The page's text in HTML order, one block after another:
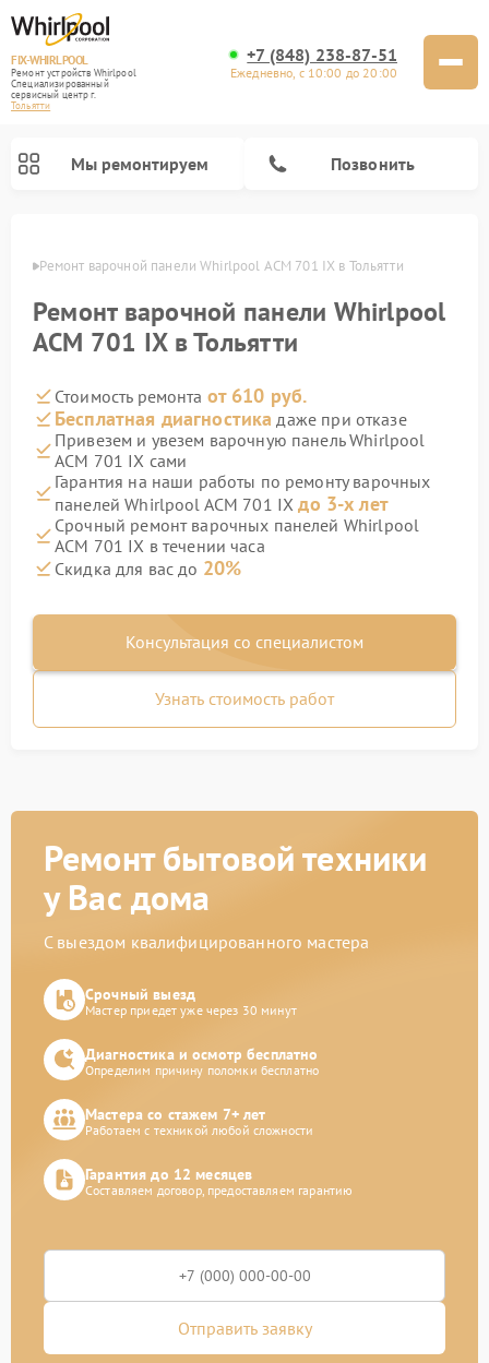
FIX-WHIRLPOOL
Ремонт устройств Whirlpool
Специализированный
cервисный центр г.
Тольятти
+7 (848) 238-87-51
Ежедневно, с 10:00 до 20:00
Мы ремонтируем Позвонить
Ремонт варочной панели Whirlpool ACM 701 IX в Тольятти
Ремонт варочной панели Whirlpool
ACM 701 IX в Тольятти
Стоимость ремонта от 610 руб.
Бесплатная диагностика даже при отказе
Привезем и увезем варочную панель Whirlpool
ACM 701 IX сами
Гарантия на наши работы по ремонту варочных
панелей Whirlpool ACM 701 IXдо 3-х лет
Срочный ремонт варочных панелей Whirlpool
ACM 701 IX в течении часа
Скидка для вас до 20%
Консультация со специалистом
Узнать стоимость работ
Ремонт бытовой техники
у Вас дома
С выездом квалифицированного мастера
Срочный выезд
Мастер приедет уже через 30 минут
Диагностика и осмотр бесплатно
Определим причину поломки бесплатно
Мастера со стажем 7+ лет
Работаем с техникой любой сложности
Гарантия до 12 месяцев
Составляем договор, предоставляем гарантию
Отправить заявку